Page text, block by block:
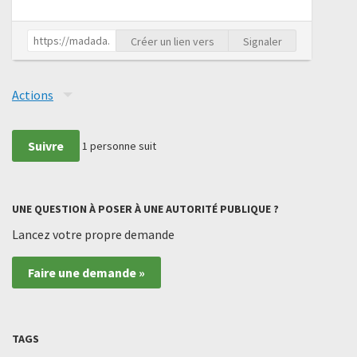
Créer un lien vers Signaler
Actions
Suivre 1 personne suit
UNE QUESTION À POSER À UNE AUTORITÉ PUBLIQUE ?
Lancez votre propre demande
Faire une demande »
TAGS